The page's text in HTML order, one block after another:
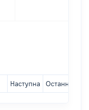
Наступна Остання